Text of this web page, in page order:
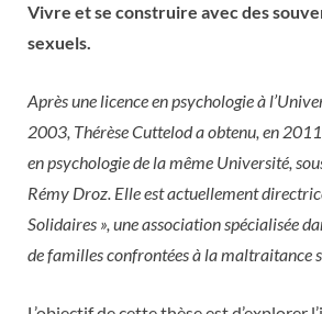
Vivre et se construire avec des
sexuels.
Après une licence en psychologie à
2003, Thérèse Cuttelod a obtenu, en
en psychologie de la même Université,
Rémy Droz. Elle est actuellement
Solidaires », une association spécialisée
de familles confrontées à la maltraitance